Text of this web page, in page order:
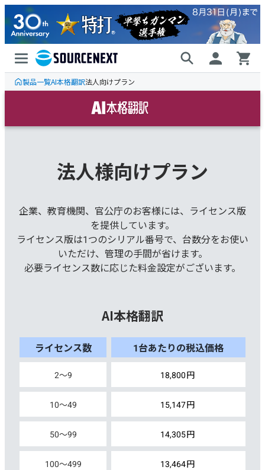
製品一覧AI本格翻訳法人向けプラン
法⼈様向けプラン
企業、教育機関、官公庁のお客様には、ライセンス版
を提供しています。
ライセンス版は1つのシリアル番号で、台数分をお使い
いただけ、管理の⼿間が省けます。
必要ライセンス数に応じた料金設定がございます。
AI本格翻訳
2～9 18,800
10～49 15,147
50～99 14,305
100～499 13,464